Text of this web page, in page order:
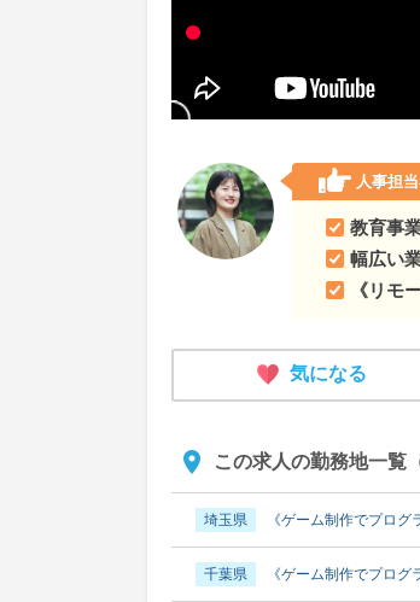
人事担
教育事
幅広い
《リモ
気になる
この求人の勤務地一覧
埼玉県 《ゲーム制作でプロ
千葉県 《ゲーム制作でプロ